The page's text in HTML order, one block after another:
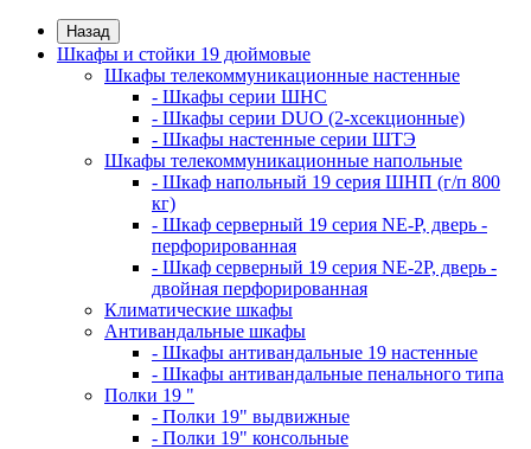
Назад
Шкафы и стойки 19 дюймовые
Шкафы телекоммуникационные настенные
- Шкафы серии ШНС
- Шкафы серии DUO (2-хсекционные)
- Шкафы настенные серии ШТЭ
Шкафы телекоммуникационные напольные
- Шкаф напольный 19 серия ШНП (г/п 800
кг)
- Шкаф серверный 19 серия NE-P, дверь -
перфорированная
- Шкаф серверный 19 серия NE-2P, дверь -
двойная перфорированная
Климатические шкафы
Антивандальные шкафы
- Шкафы антивандальные 19 настенные
- Шкафы антивандальные пенального типа
Полки 19 "
- Полки 19" выдвижные
- Полки 19" консольные